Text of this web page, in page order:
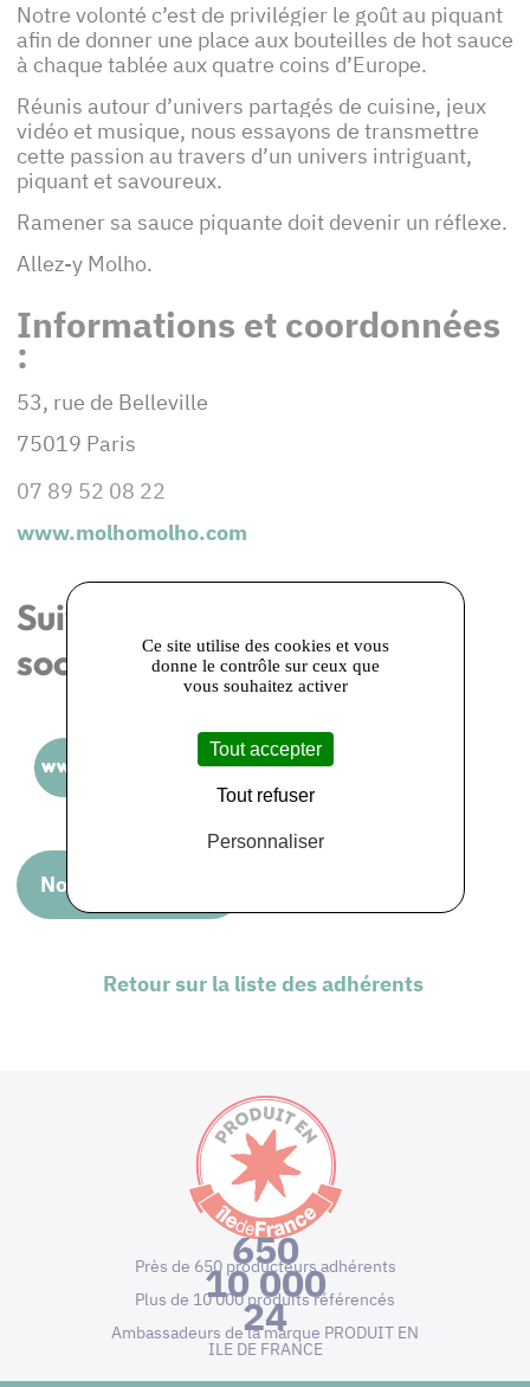
Notre volonté c’est de privilégier le goût au piquant
afin de donner une place aux bouteilles de hot sauce
à chaque tablée aux quatre coins d’Europe.
Réunis autour d’univers partagés de cuisine, jeux
vidéo et musique, nous essayons de transmettre
cette passion au travers d’un univers intriguant,
piquant et savoureux.
Ramener sa sauce piquante doit devenir un réflexe.
Allez-y Molho.
Informations et coordonnées
:
53, rue de Belleville
75019 Paris
07 89 52 08 22
www.molhomolho.com
Suivez-nous sur les réseaux
sociaux
Nous rendre visite
Retour sur la liste des adhérents
650
Près de 650 producteurs adhérents
10 000
Plus de 10 000 produits référencés
24
Ambassadeurs de la marque PRODUIT EN
ILE DE FRANCE
Ce site utilise des cookies et vous
donne le contrôle sur ceux que
vous souhaitez activer
Tout accepter
Tout refuser
Personnaliser